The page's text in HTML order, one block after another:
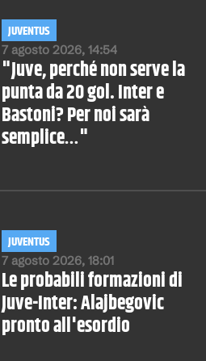
7 agosto 2026, 14:54
JUVENTUS
"Juve, perché non serve la
punta da 20 gol. Inter e
Bastoni? Per noi sarà
semplice…"
7 agosto 2026, 18:01
JUVENTUS
Le probabili formazioni di
Juve-Inter: Alajbegovic
pronto all'esordio